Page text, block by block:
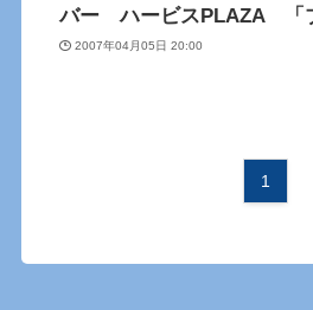
バー ハービスPLAZA 「
2007年04月05日 20:00
1